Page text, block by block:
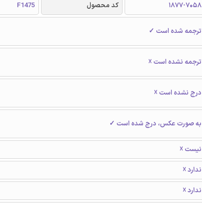
1877-7058 کد محصول
F1475
ترجمه شده است ✓
ترجمه نشده است ☓
درج نشده است ☓
به صورت عکس، درج شده است ✓
نیست ☓
ندارد ☓
ندارد ☓